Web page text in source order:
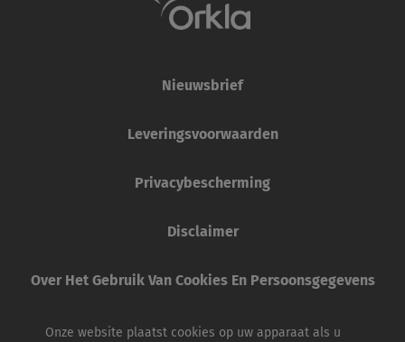
Nieuwsbrief
Leveringsvoorwaarden
Privacybescherming
Disclaimer
Over Het Gebruik Van Cookies En Persoonsgegevens
Onze website plaatst cookies op uw apparaat als u